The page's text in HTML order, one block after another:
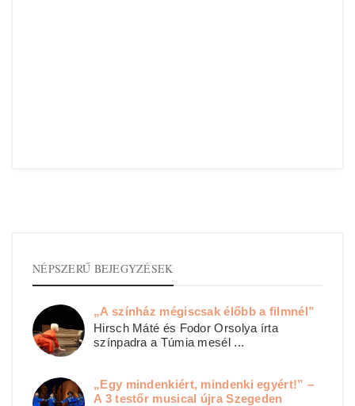
NÉPSZERŰ BEJEGYZÉSEK
„A színház mégiscsak élőbb a filmnél”
Hirsch Máté és Fodor Orsolya írta
színpadra a Túmia mesél ...
„Egy mindenkiért, mindenki egyért!” –
A 3 testőr musical újra Szegeden